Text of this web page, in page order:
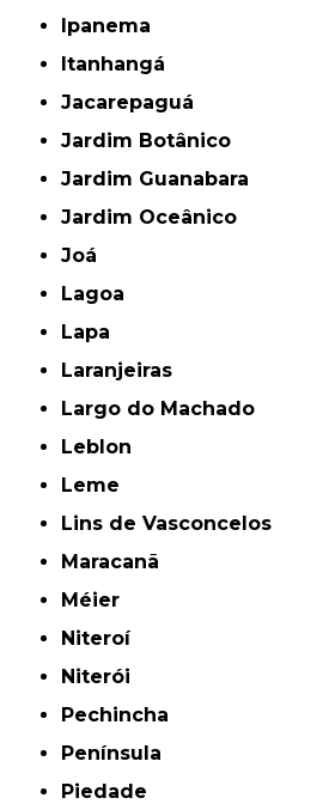
Ipanema
Itanhangá
Jacarepaguá
Jardim Botânico
Jardim Guanabara
Jardim Oceânico
Joá
Lagoa
Lapa
Laranjeiras
Largo do Machado
Leblon
Leme
Lins de Vasconcelos
Maracanã
Méier
Niteroí
Niterói
Pechincha
Península
Piedade